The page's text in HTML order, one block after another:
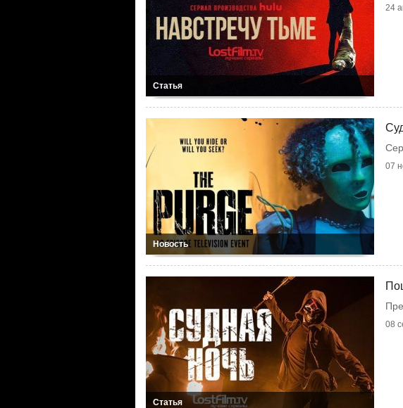
Статья
24
Новость
07
Статья
08